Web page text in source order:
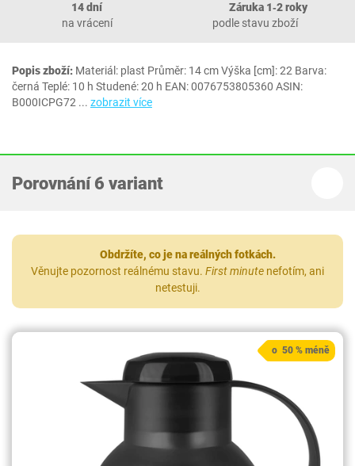
14 dní
na vrácení
Záruka 1‐2 roky
podle stavu zboží
Popis zboží: Materiál: plast Průměr: 14 cm Výška [cm]: 22 Barva:
černá Teplé: 10 h Studené: 20 h EAN: 0076753805360 ASIN:
B000ICPG72 ... zobrazit více
Porovnání 6 variant
Obdržíte, co je na reálných fotkách.
Věnujte pozornost reálnému stavu. First minute nefotím, ani
netestuji.
o 50 % méně